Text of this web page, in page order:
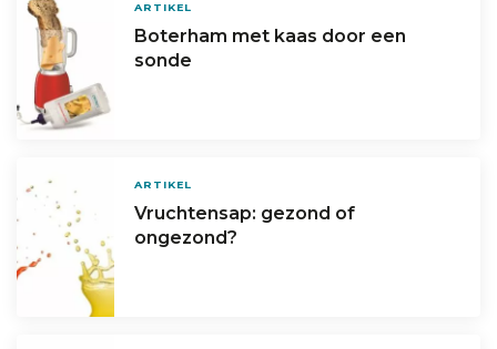
ARTIKEL
Boterham met kaas door een
sonde
ARTIKEL
Vruchtensap: gezond of
ongezond?